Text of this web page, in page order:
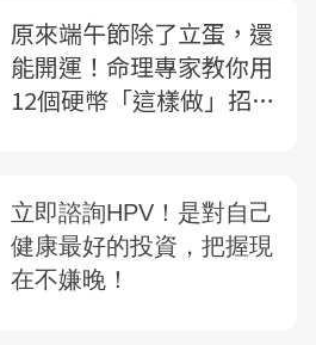
原來端午節除了立蛋，還
能開運！命理專家教你用
12個硬幣「這樣做」招財